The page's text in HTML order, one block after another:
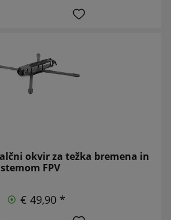
okvir za težka bremena in
FPV
€ 49,90 *